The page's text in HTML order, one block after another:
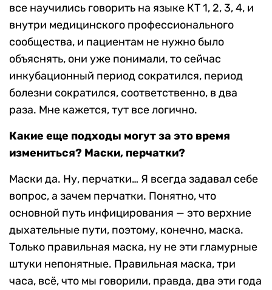
все научились говорить на языке КТ 1, 2, 3, 4, и
внутри медицинского профессионального
сообщества, и пациентам не нужно было
объяснять, они уже понимали, то сейчас
инкубационный период сократился, период
болезни сократился, соответственно, в два
раза. Мне кажется, тут все логично.
Какие еще подходы могут за это время
измениться? Маски, перчатки?
Маски да. Ну, перчатки… Я всегда задавал себе
вопрос, а зачем перчатки. Понятно, что
основной путь инфицирования — это верхние
дыхательные пути, поэтому, конечно, маска.
Только правильная маска, ну не эти гламурные
штуки непонятные. Правильная маска, три
часа, всё, что мы говорили, правда, два эти года